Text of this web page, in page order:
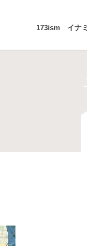
173ism イナ